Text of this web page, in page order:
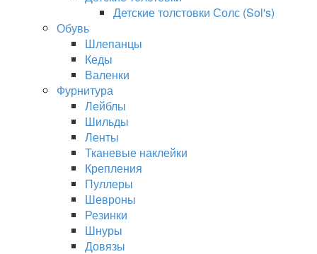
Детские толстовки Солс (Sol's)
Обувь
Шлепанцы
Кеды
Валенки
Фурнитура
Лейблы
Шильды
Ленты
Тканевые наклейки
Крепления
Пуллеры
Шевроны
Резинки
Шнуры
Довязы